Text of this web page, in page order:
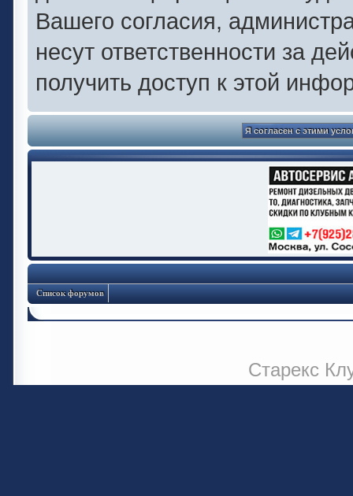
Вашего согласия,
несут ответственности за
получить доступ к этой
Список форумов
Старекс